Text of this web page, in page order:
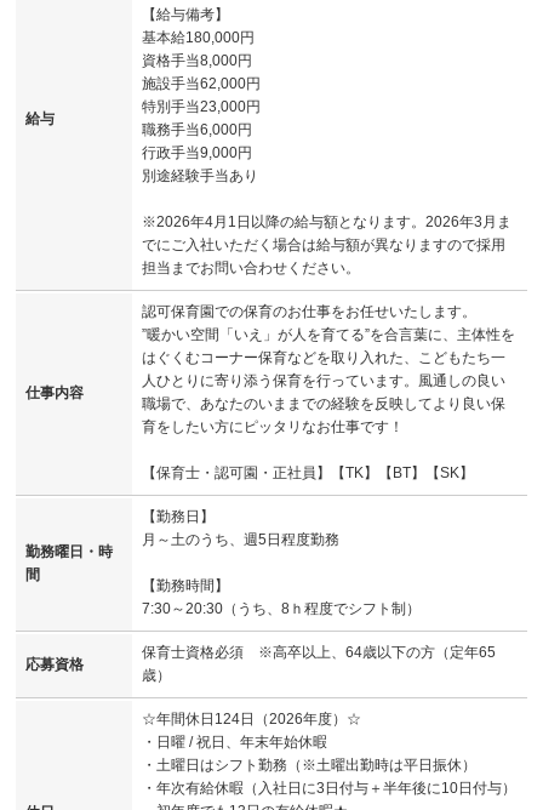
給与
【給与備考】
基本給180,000円
資格手当8,000円
施設手当62,000円
特別手当23,000円
職務手当6,000円
行政手当9,000円
別途経験手当あり
※2026年4月1日以降の給与額となります。2026年3月ま
でにご入社いただく場合は給与額が異なりますので採用
担当までお問い合わせください。
仕事内容
認可保育園での保育のお仕事をお任せいたします。
”暖かい空間「いえ」が人を育てる”を合言葉に、主体性を
はぐくむコーナー保育などを取り入れた、こどもたち一
人ひとりに寄り添う保育を行っています。風通しの良い
職場で、あなたのいままでの経験を反映してより良い保
育をしたい方にピッタリなお仕事です！
【保育士・認可園・正社員】【TK】【BT】【SK】
勤務曜日・時
間
【勤務日】
月～土のうち、週5日程度勤務
【勤務時間】
7:30～20:30（うち、8ｈ程度でシフト制）
応募資格
保育士資格必須 ※高卒以上、64歳以下の方（定年65
歳）
☆年間休日124日（2026年度）☆
・日曜 / 祝日、年末年始休暇
・土曜日はシフト勤務（※土曜出勤時は平日振休）
・年次有給休暇（入社日に3日付与＋半年後に10日付与）